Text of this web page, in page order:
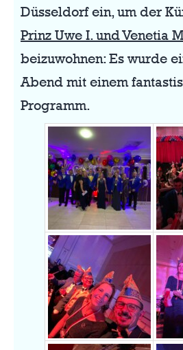
Düsseldorf ein, um der
Prinz Uwe I. und Venetia
beizuwohnen: Es wurde
Abend mit einem
Programm.